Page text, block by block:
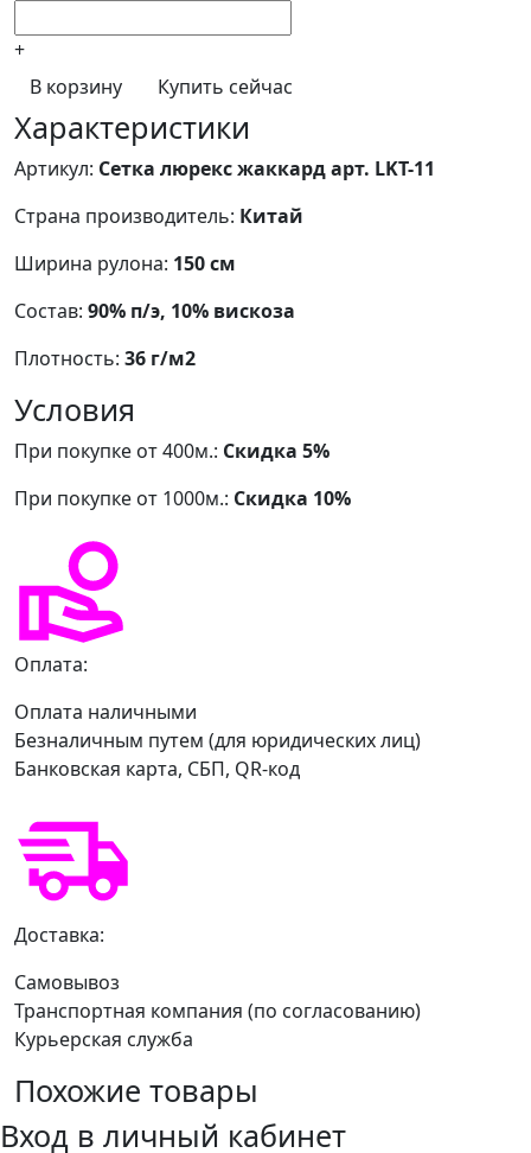
+
В корзину
Купить сейчас
Характеристики
Артикул: Сетка люрекс жаккард арт. LKT-11
Страна производитель: Китай
Ширина рулона: 150 см
Состав: 90% п/э, 10% вискоза
Плотность: 36 г/м2
Условия
При покупке от 400м.: Скидка 5%
При покупке от 1000м.: Скидка 10%
Оплата:
Оплата наличными
Безналичным путем (для юридических лиц)
Банковская карта, СБП, QR-код
Доставка:
Самовывоз
Транспортная компания (по согласованию)
Курьерская служба
Похожие товары
Вход в личный кабинет